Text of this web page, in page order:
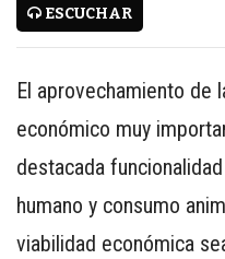
MEDIA KIT
ENGLISH
ESPAÑOL
SERVICIOS
ESCUCHAR
El aprovechamiento de
económico muy
destacada
humano y consumo
viabilidad económica